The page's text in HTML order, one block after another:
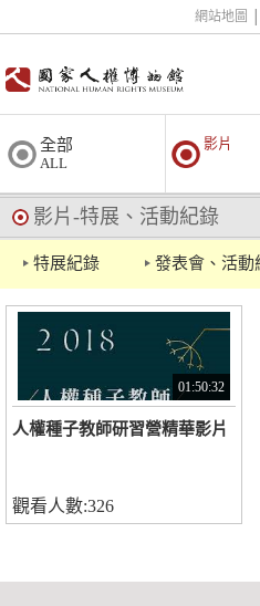
網站地圖
全部
ALL
影片
影片-特展、活動紀錄
特展紀錄 發表會、活動
01:50:32
人權種子教師研習營精華影片
觀看人數:326